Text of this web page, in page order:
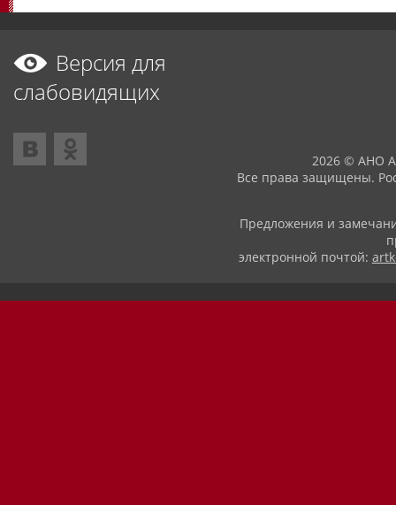
Версия для
слабовидящих
2026 © АНО
Все права защищены.
Предложения и
электронной почтой: